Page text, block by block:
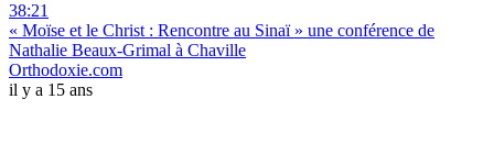
38:21
« Moïse et le Christ : Rencontre au Sinaï » une conférence de
Nathalie Beaux-Grimal à Chaville
Orthodoxie.com
il y a 15 ans